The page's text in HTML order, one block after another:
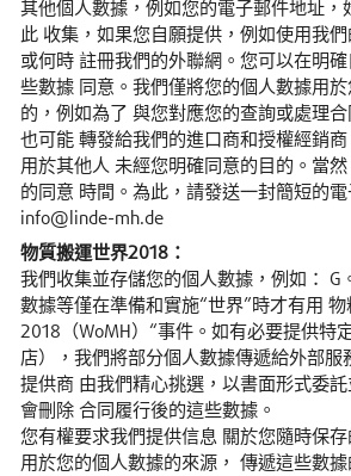
其他個人數據，例如您的電子郵件地址，
此 收集，如果您自願提供，例如使用我
或何時 註冊我們的外聯網。您可以在明
些數據 同意。我們僅將您的個人數據用於
的，例如為了 與您對應您的查詢或處理
也可能 轉發給我們的進口商和授權經銷
用於其他人 未經您明確同意的目的。當
的同意 時間。為此，請發送一封簡短的電
info@linde-mh.de
物質搬運世界2018：
我們收集並存儲您的個人數據，例如： G
數據等僅在準備和實施“世界”時才有用 物
2018（WoMH）“事件。如有必要提供特
店），我們將部分個人數據傳遞給外部服
提供商 由我們精心挑選，以書面形式委
會刪除 合同履行後的這些數據。
您有權要求我們提供信息 關於您隨時保
用於您的個人數據的來源， 傳遞這些數